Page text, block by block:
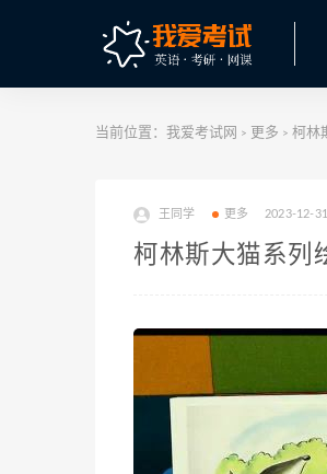
当前位置： 我爱考试网 > 更多 > 柯林
王同学 更多 2023-12-31
柯林斯大猫系列